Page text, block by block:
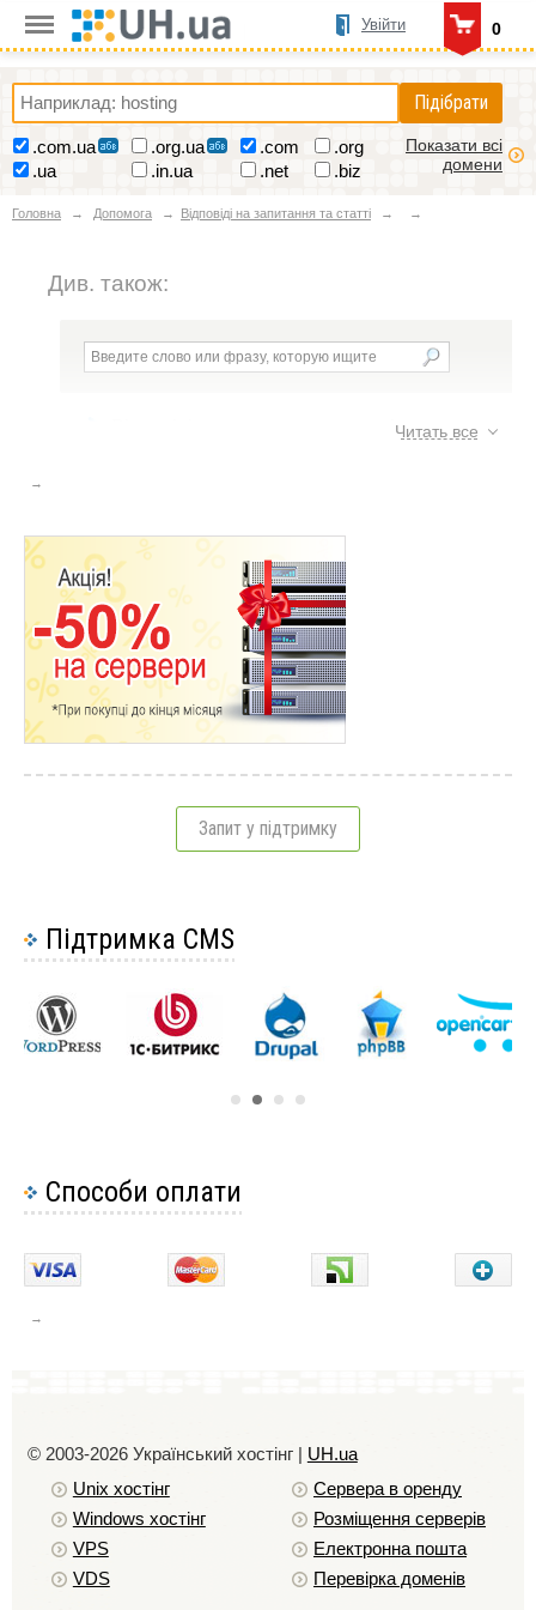
0
Увійти
Підібрати
.com.ua .org.ua .com
.org
.ua
.in.ua .net .biz
Показати всі
домени
Головна Допомога Відповіді на запитання та статті
Див. також:
Запитання щодо створення сайту
Чому варто придбати виділений сервер?
Оренда 1С чи покупка 1С?
Причини зробити редизайн сайту
Питання щодо просування
Юзабіліті сайту або як утримати користувача 2
Захист сайту за допомогою https
Читать все
Запит у підтримку
Підтримка CMS
Способи оплати
© 2003-2026 Український хостiнг | UH.ua
Unix хостiнг
Windows хостiнг
VPS
VDS
Сервера в оренду
Розміщення серверів
Електронна пошта
Перевірка доменів